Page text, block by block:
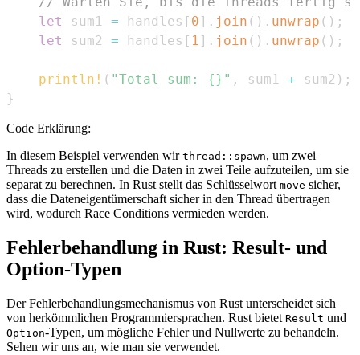
let
sum1 = handles [ 0 ] . join ( ) . unwrap ( ) ;
let
sum2 = handles [ 1 ] . join ( ) . unwrap ( ) ;
println! ( "Total sum: {}" , sum1 + sum2 ) ;
}
Code Erklärung:
In diesem Beispiel verwenden wir thread::spawn, um zwei
Threads zu erstellen und die Daten in zwei Teile aufzuteilen, um sie
separat zu berechnen. In Rust stellt das Schlüsselwort move sicher,
dass die Dateneigentümerschaft sicher in den Thread übertragen
wird, wodurch Race Conditions vermieden werden.
Fehlerbehandlung in Rust: Result- und
Option-Typen
Der Fehlerbehandlungsmechanismus von Rust unterscheidet sich
von herkömmlichen Programmiersprachen. Rust bietet Result und
Option-Typen, um mögliche Fehler und Nullwerte zu behandeln.
Sehen wir uns an, wie man sie verwendet.